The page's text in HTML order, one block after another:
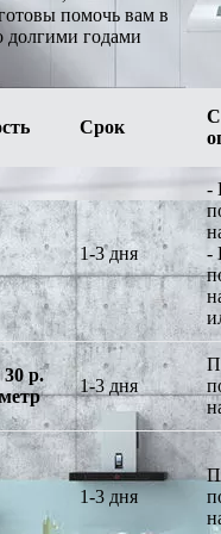
помочь вам в
долгими годами
Срок
1-3 дня
-
-
30 р.
1-3 дня
1-3 дня